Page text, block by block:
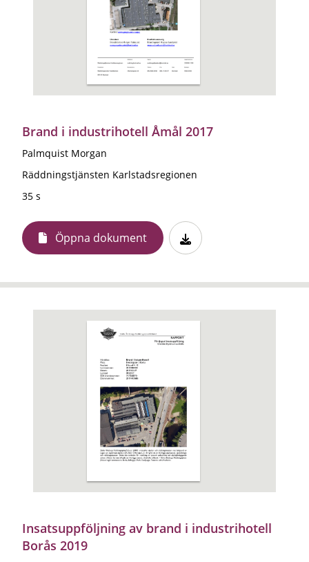
Brand i industrihotell Åmål 2017
Palmquist Morgan
Räddningstjänsten Karlstadsregionen
35 s
Öppna dokument
Insatsuppföljning av brand i industrihotell
Borås 2019